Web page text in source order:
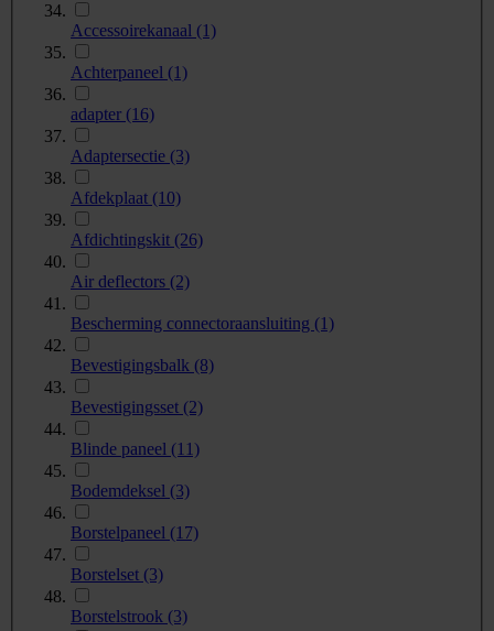
Accessoirekanaal (1)
Achterpaneel (1)
adapter (16)
Adaptersectie (3)
Afdekplaat (10)
Afdichtingskit (26)
Air deflectors (2)
Bescherming connectoraansluiting (1)
Bevestigingsbalk (8)
Bevestigingsset (2)
Blinde paneel (11)
Bodemdeksel (3)
Borstelpaneel (17)
Borstelset (3)
Borstelstrook (3)